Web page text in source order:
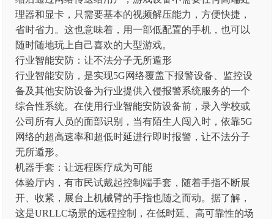
理器和显卡，只需要基本的视频解压能力，方便快捷，
省时省力。这也意味着，用一部低配置的手机，也可以
随时随地玩上自己喜欢的大型游戏。
行业智能安防：让不法分子无所遁形
行业智能安防，是实现5G网络覆盖下报警设备、监控设
备及其他安防设备为行业提供入侵报警系统服务的一个
综合性系统。在使用行业智能安防设备前，录入学校或
公司所有人员的面部识别，当有陌生人闯入时，依靠5G
网络的超高速率和超低时延进行即时报警，让不法分子
无所遁形。
机器手套：让远程医疗成为可能
体验厅内，有市民试戴起控制端手套，随着手指不断展
开、收紧，展台上机械臂的手指也随之而动。据了解，
这是URLLC场景的远程控制，在低时延、高可靠性的场